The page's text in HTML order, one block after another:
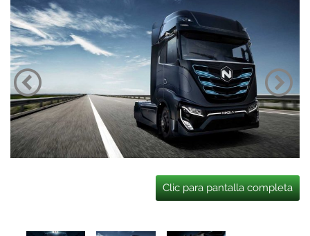
Clic para pantalla completa